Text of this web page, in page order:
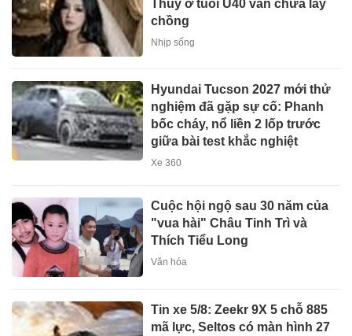
Thúy ở tuổi U40 vẫn chưa lấy
chồng
Nhịp sống
Hyundai Tucson 2027 mới thử
nghiệm đã gặp sự cố: Phanh
bốc cháy, nổ liền 2 lốp trước
giữa bài test khắc nghiệt
Xe 360
Cuộc hội ngộ sau 30 năm của
"vua hài" Châu Tinh Trì và
Thích Tiểu Long
Văn hóa
Tin xe 5/8: Zeekr 9X 5 chỗ 885
mã lực, Seltos có màn hình 27